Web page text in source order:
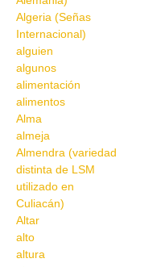
Algeria (Señas
Internacional)
alguien
algunos
alimentación
alimentos
Alma
almeja
Almendra (variedad
distinta de LSM
utilizado en
Culiacán)
Altar
alto
altura